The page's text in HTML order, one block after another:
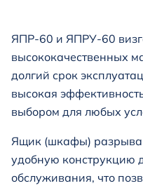
ЯПР-60 и ЯПРУ-60 в
высококачественных
долгий срок
высокая
выбором для любых
Ящик (шкафы) разрыва
удобную конструкцию
обслуживания, что